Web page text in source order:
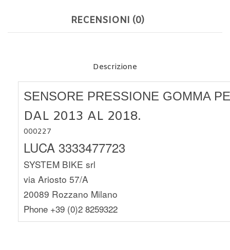
RECENSIONI (0)
Descrizione
SENSORE PRESSIONE GOMMA
DAL 2013 AL 2018.
000227
LUCA 3333477723
SYSTEM BIKE srl
via Ariosto 57/A
20089 Rozzano Milano
Phone +39 (0)2 8259322